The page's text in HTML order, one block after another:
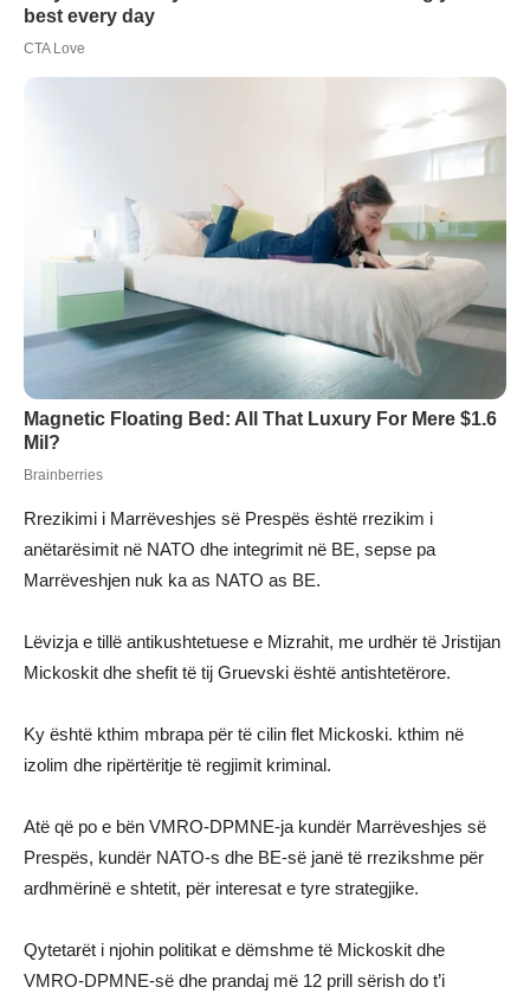
Rrezikimi i Marrëveshjes së Prespës është rrezikim i
anëtarësimit në NATO dhe integrimit në BE, sepse pa
Marrëveshjen nuk ka as NATO as BE.
Lëvizja e tillë antikushtetuese e Mizrahit, me urdhër të Jristijan
Mickoskit dhe shefit të tij Gruevski është antishtetërore.
Ky është kthim mbrapa për të cilin flet Mickoski. kthim në
izolim dhe ripërtëritje të regjimit kriminal.
Atë që po e bën VMRO-DPMNE-ja kundër Marrëveshjes së
Prespës, kundër NATO-s dhe BE-së janë të rrezikshme për
ardhmërinë e shtetit, për interesat e tyre strategjike.
Qytetarët i njohin politikat e dëmshme të Mickoskit dhe
VMRO-DPMNE-së dhe prandaj më 12 prill sërish do t’i